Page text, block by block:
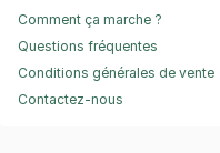
Comment ça marche ?
Questions fréquentes
Conditions générales de vente
Contactez-nous